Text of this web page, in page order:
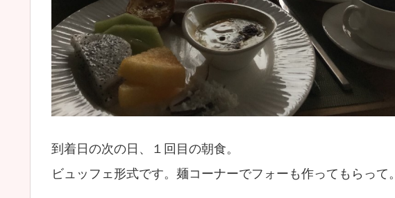
到着日の次の日、１回目の朝食。
ビュッフェ形式です。麺コーナーでフォーも作ってもらって。